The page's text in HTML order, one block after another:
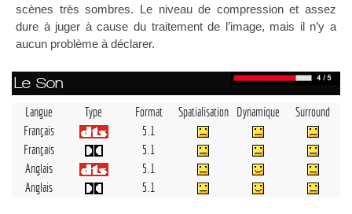
scènes très sombres. Le niveau de compression et assez
dure à juger à cause du traitement de l’image, mais il n’y a
aucun problème à déclarer.
Le Son
Langue Type Format Spatialisation Dynamique
Surround
Français
5.1
Français
5.1
Anglais
5.1
Anglais
5.1